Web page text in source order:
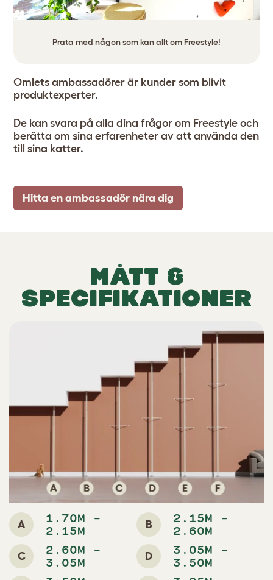
Prata med någon som kan allt om Freestyle!
Omlets ambassadörer är kunder som blivit
produktexperter.
De kan svara på alla dina frågor om Freestyle och
berätta om sina erfarenheter av att använda den
till sina katter.
Hitta en ambassadör nära dig
MÅTT &
SPECIFIKATIONER
A
1.70M -
2.15M
B
2.15M -
2.60M
C
2.60M -
3.05M
D
3.05M -
3.50M